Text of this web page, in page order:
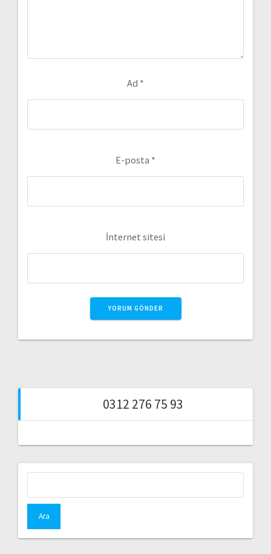
Ad *
E-posta *
İnternet sitesi
0312 276 75 93